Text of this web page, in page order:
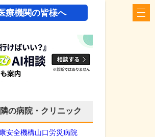
療機関の皆様へ
の病院・クリニック
安全機構山口労災病院